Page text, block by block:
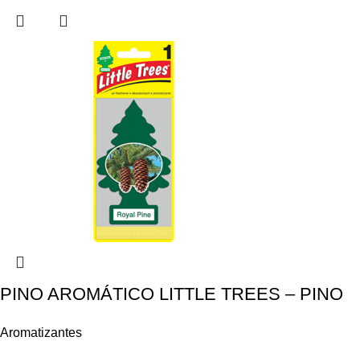
PINO AROMÁTICO LITTLE TREES – PINO
Aromatizantes